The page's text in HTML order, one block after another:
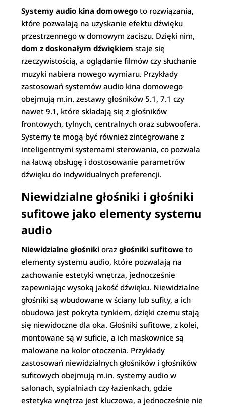
Systemy audio kina domowego to rozwiązania,
które pozwalają na uzyskanie efektu dźwięku
przestrzennego w domowym zaciszu. Dzięki nim,
dom z doskonałym dźwiękiem staje się
rzeczywistością, a oglądanie filmów czy słuchanie
muzyki nabiera nowego wymiaru. Przykłady
zastosowań systemów audio kina domowego
obejmują m.in. zestawy głośników 5.1, 7.1 czy
nawet 9.1, które składają się z głośników
frontowych, tylnych, centralnych oraz subwoofera.
Systemy te mogą być również zintegrowane z
inteligentnymi systemami sterowania, co pozwala
na łatwą obsługę i dostosowanie parametrów
dźwięku do indywidualnych preferencji.
Niewidzialne głośniki i głośniki
sufitowe jako elementy systemu
audio
Niewidzialne głośniki orazgłośniki sufitowe to
elementy systemu audio, które pozwalają na
zachowanie estetyki wnętrza, jednocześnie
zapewniając wysoką jakość dźwięku. Niewidzialne
głośniki są wbudowane w ściany lub sufity, a ich
obudowa jest pokryta tynkiem, dzięki czemu stają
się niewidoczne dla oka. Głośniki sufitowe, z kolei,
montowane są w suficie, a ich maskownice są
malowane na kolor otoczenia. Przykłady
zastosowań niewidzialnych głośników i głośników
sufitowych obejmują m.in. systemy audio w
salonach, sypialniach czy łazienkach, gdzie
estetyka wnętrza jest kluczowa, a jednocześnie nie